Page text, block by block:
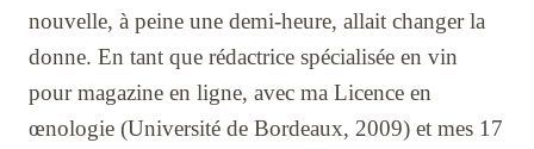
nouvelle, à peine une demi-heure, allait changer la
donne. En tant que rédactrice spécialisée en vin
pour magazine en ligne, avec ma Licence en
œnologie (Université de Bordeaux, 2009) et mes 17